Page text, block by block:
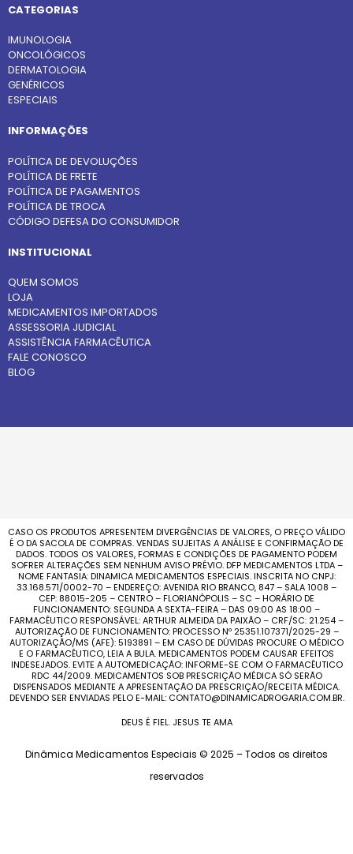
CATEGORIAS
IMUNOLOGIA
ONCOLÓGICOS
DERMATOLOGIA
GENÉRICOS
ESPECIAIS
INFORMAÇÕES
POLÍTICA DE DEVOLUÇÕES
POLÍTICA DE FRETE
POLÍTICA DE PAGAMENTOS
POLÍTICA DE TROCA
CÓDIGO DEFESA DO CONSUMIDOR
INSTITUCIONAL
QUEM SOMOS
LOJA
MEDICAMENTOS IMPORTADOS
ASSESSORIA JUDICIAL
ASSISTÊNCIA FARMACÊUTICA
FALE CONOSCO
BLOG
CASO OS PRODUTOS APRESENTEM DIVERGÊNCIAS DE VALORES, O PREÇO VÁLIDO
É O DA SACOLA DE COMPRAS. VENDAS SUJEITAS A ANÁLISE E CONFIRMAÇÃO DE
DADOS. TODOS OS VALORES, FORMAS E CONDIÇÕES DE PAGAMENTO PODEM
SOFRER ALTERAÇÕES SEM NENHUM AVISO PRÉVIO. DFP MEDICAMENTOS LTDA –
NOME FANTASIA: DINAMICA MEDICAMENTOS ESPECIAIS. INSCRITA NO CNPJ:
33.168.571/0002-70 – ENDEREÇO: AVENIDA RIO BRANCO, 847 – SALA 1008 –
CEP: 88015-205 – CENTRO – FLORIANÓPOLIS – SC – HORÁRIO DE
FUNCIONAMENTO: SEGUNDA A SEXTA-FEIRA – DAS 09:00 AS 18:00 –
FARMACÊUTICO RESPONSÁVEL: ARTHUR ALMEIDA DA PAIXÃO – CRF/SC: 21.254 –
AUTORIZAÇÃO DE FUNCIONAMENTO: PROCESSO Nº 25351.107371/2025-29 –
AUTORIZAÇÃO/MS (AFE): 5193891 – EM CASO DE DÚVIDAS PROCURE O MÉDICO
E O FARMACÊUTICO, LEIA A BULA. MEDICAMENTOS PODEM CAUSAR EFEITOS
INDESEJADOS. EVITE A AUTOMEDICAÇÃO: INFORME-SE COM O FARMACÊUTICO
RDC 44/2009. MEDICAMENTOS SOB PRESCRIÇÃO MÉDICA SÓ SERÃO
DISPENSADOS MEDIANTE A APRESENTAÇÃO DA PRESCRIÇÃO/RECEITA MÉDICA.
DEVENDO SER ENVIADAS PELO E-MAIL: CONTATO@DINAMICADROGARIA.COM.BR.
DEUS É FIEL. JESUS TE AMA
Dinâmica Medicamentos Especiais © 2025 – Todos os direitos
reservados